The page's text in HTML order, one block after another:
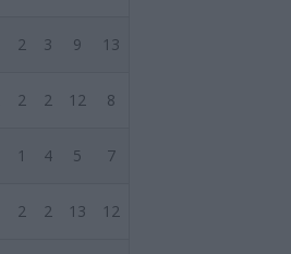
2 3 9 13
2 2 12 8
1 4 5 7
2 2 13 12